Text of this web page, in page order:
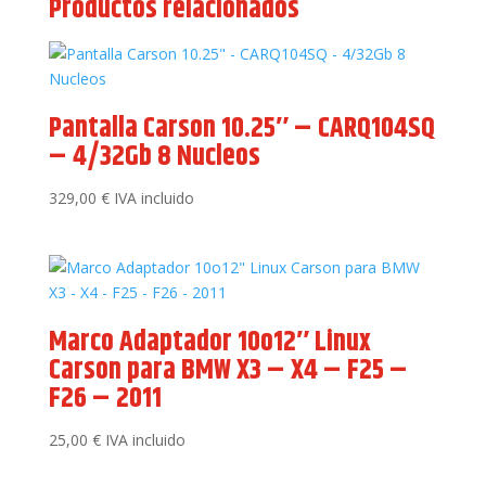
Productos relacionados
Pantalla Carson 10.25″ – CARQ104SQ
– 4/32Gb 8 Nucleos
329,00 € IVA incluido
Marco Adaptador 10o12″ Linux
Carson para BMW X3 – X4 – F25 –
F26 – 2011
25,00 € IVA incluido